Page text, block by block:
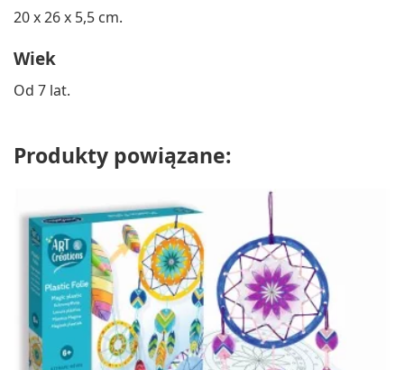
20 x 26 x 5,5 cm.
Wiek
Od 7 lat.
Produkty powiązane: